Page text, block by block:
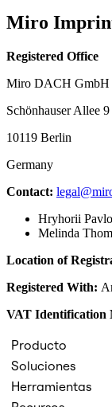
Soluciones
Por
Miro
Registered Office
Miro DACH GmbH
Schönhauser Allee 9
10119 Berlin
Germany
Contact:
Hryhorii
Melinda
Location of
Registered With:
VAT Identification
Producto
Soluciones
Herramientas